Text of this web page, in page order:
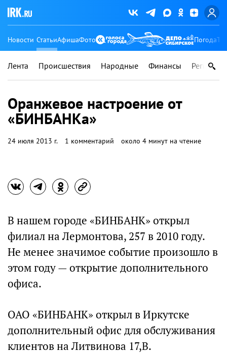
Новости СтатьиАфишаФото Погода
Лента Происшествия Народные Финансы Регионы
Оранжевое настроение от
«БИНБАНКа»
24 июля 2013 г. 1 комментарий около 4 минут на чтение
В нашем городе «БИНБАНК» открыл
филиал на Лермонтова, 257 в 2010 году.
Не менее значимое событие произошло в
этом году — открытие дополнительного
офиса.
ОАО «БИНБАНК» открыл в Иркутске
дополнительный офис для обслуживания
клиентов на Литвинова 17,В.